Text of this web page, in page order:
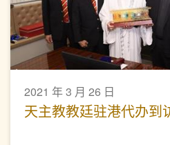
2021 年 3 月 26 日
天主教教廷驻港代办到